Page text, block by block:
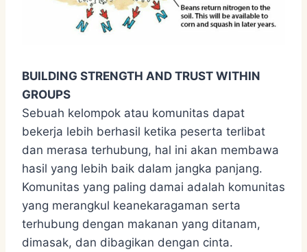
BUILDING STRENGTH AND TRUST WITHIN
GROUPS
Sebuah kelompok atau komunitas dapat
bekerja lebih berhasil ketika peserta terlibat
dan merasa terhubung, hal ini akan membawa
hasil yang lebih baik dalam jangka panjang.
Komunitas yang paling damai adalah komunitas
yang merangkul keanekaragaman serta
terhubung dengan makanan yang ditanam,
dimasak, dan dibagikan dengan cinta.